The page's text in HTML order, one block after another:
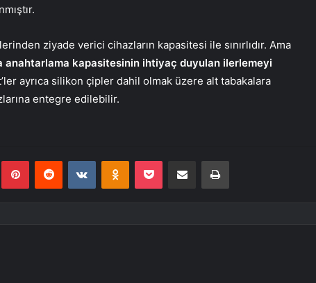
ziyade verici cihazların kapasitesi ile sınırlıdır. Ama
anahtarlama kapasitesinin ihtiyaç duyulan ilerlemeyi
ayrıca silikon çipler dahil olmak üzere alt tabakalara
entegre edilebilir.
PinterestReddit VKontakteOdnoklassniki
Pocket E-Posta ile paylaş Yazdır